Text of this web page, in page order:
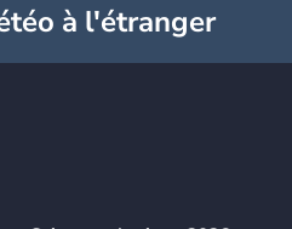
à l'étranger